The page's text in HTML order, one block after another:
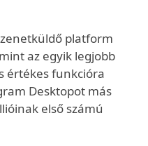
platform
az egyik legjobb
értékes funkcióra
Desktopot más
első számú